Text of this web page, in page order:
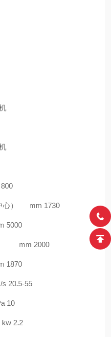
心） mm 1730
） mm 2000
55
2.2